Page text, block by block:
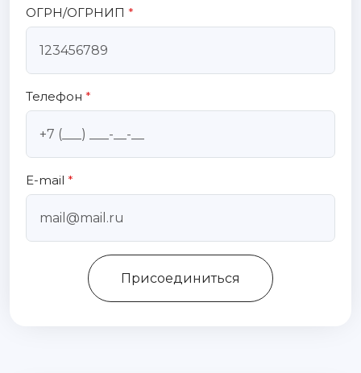
ОГРН/ОГРНИП *
Телефон *
E-mail *
Присоединиться